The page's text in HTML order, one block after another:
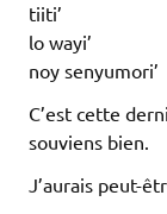
tiiti’
lo wayi’
noy senyumori’
C’est cette
souviens bien.
J’aurais peut-